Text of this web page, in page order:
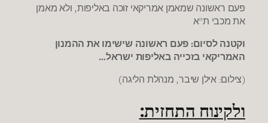
פעם ראשונה שמאמן אמריקאי זוכה באליפות, ולא מאמן
את מכבי ת"א
וקטנה לסיום: פעם ראשונה שישימו את ההמנון
האמריקאי בזכייה באליפות ישראל…
(צילום: אילן שיבר, מנהלת הליגה)
ולקינוח התחזית: